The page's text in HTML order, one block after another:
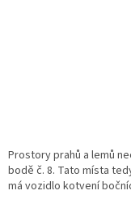
Prostory prahů a lemů
bodě č. 8. Tato místa
má vozidlo kotvení